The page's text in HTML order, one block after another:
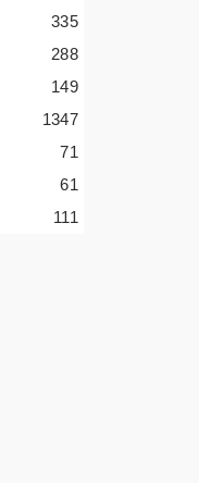
335
288
149
1347
71
61
111